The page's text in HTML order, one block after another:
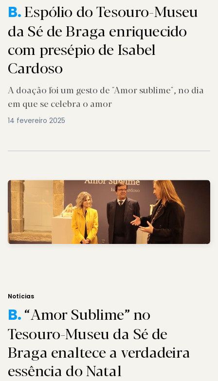
B.Espólio do Tesouro-Museu
da Sé de Braga enriquecido
com presépio de Isabel
Cardoso
A doação foi um gesto de "Amor sublime", no dia
em que se celebra o amor
14 fevereiro 2025
Notícias
B.“Amor Sublime” no
Tesouro-Museu da Sé de
Braga enaltece a verdadeira
essência do Natal